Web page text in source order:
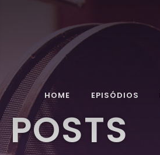
HOME EPISÓDIOS